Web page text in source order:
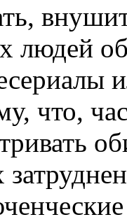
людей
что,